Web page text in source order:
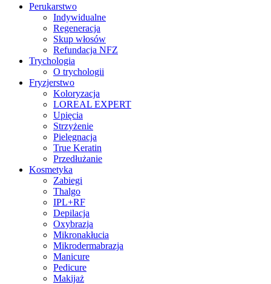
Perukarstwo
Indywidualne
Regeneracja
Skup włosów
Refundacja NFZ
Trychologia
O trychologii
Fryzjerstwo
Koloryzacja
LOREAL EXPERT
Upięcia
Strzyżenie
Pielęgnacja
True Keratin
Przedłużanie
Kosmetyka
Zabiegi
Thalgo
IPL+RF
Depilacja
Oxybrazja
Mikronakłucia
Mikrodermabrazja
Manicure
Pedicure
Makijaż